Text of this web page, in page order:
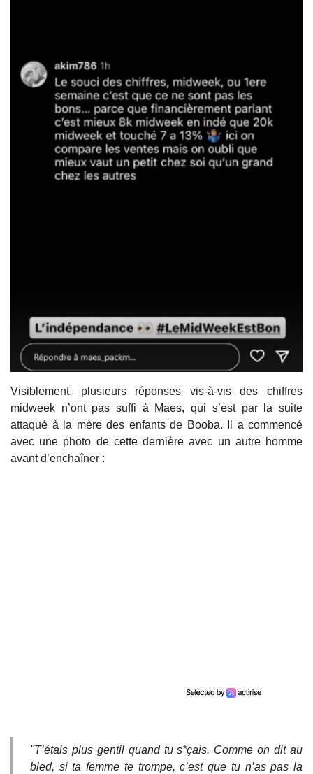
Visiblement, plusieurs réponses vis-à-vis des chiffres
midweek n’ont pas suffi à Maes, qui s’est par la suite
attaqué à la mère des enfants de Booba. Il a commencé
avec une photo de cette dernière avec un autre homme
avant d’enchaîner :
"T’étais plus gentil quand tu s*çais. Comme on dit au
bled, si ta femme te trompe, c’est que tu n’as pas la